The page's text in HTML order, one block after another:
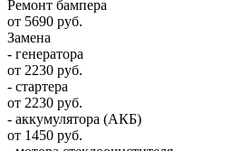
Ремонт бампера
от 5690 руб.
Замена
- генератора
от 2230 руб.
- стартера
от 2230 руб.
- аккумулятора (АКБ)
от 1450 руб.